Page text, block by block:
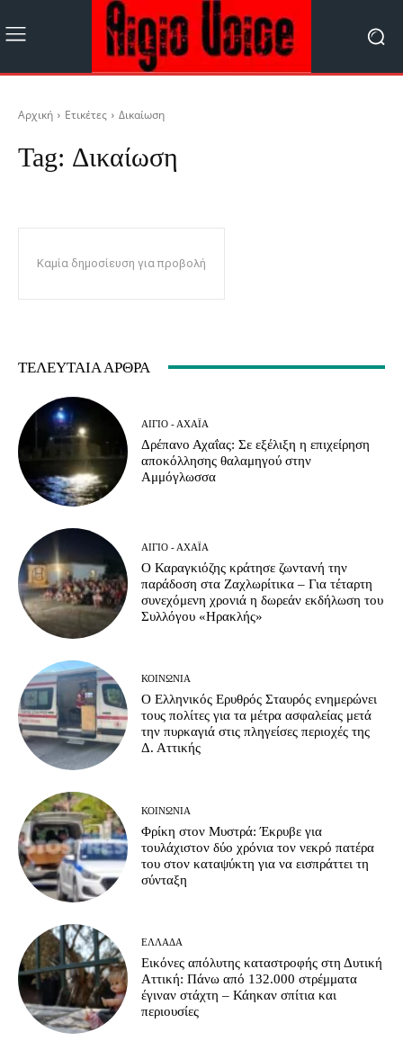
Αρχική Ετικέτες Δικαίωση
Tag: Δικαίωση
Καμία δημοσίευση για προβολή
ΤΕΛΕΥΤΑΊΑ ΆΡΘΡΑ
ΑΊΓΙΟ - ΑΧΑΪ́Α
Δρέπανο Αχαΐας: Σε εξέλιξη η επιχείρηση
αποκόλλησης θαλαμηγού στην
Αμμόγλωσσα
ΑΊΓΙΟ - ΑΧΑΪ́Α
Ο Καραγκιόζης κράτησε ζωντανή την
παράδοση στα Ζαχλωρίτικα – Για τέταρτη
συνεχόμενη χρονιά η δωρεάν εκδήλωση του
Συλλόγου «Ηρακλής»
ΚΟΙΝΩΝΊΑ
Ο Ελληνικός Ερυθρός Σταυρός ενημερώνει
τους πολίτες για τα μέτρα ασφαλείας μετά
την πυρκαγιά στις πληγείσες περιοχές της
Δ. Αττικής
ΚΟΙΝΩΝΊΑ
Φρίκη στον Μυστρά: Έκρυβε για
τουλάχιστον δύο χρόνια τον νεκρό πατέρα
του στον καταψύκτη για να εισπράττει τη
σύνταξη
ΕΛΛΆΔΑ
Εικόνες απόλυτης καταστροφής στη Δυτική
Αττική: Πάνω από 132.000 στρέμματα
έγιναν στάχτη – Κάηκαν σπίτια και
περιουσίες